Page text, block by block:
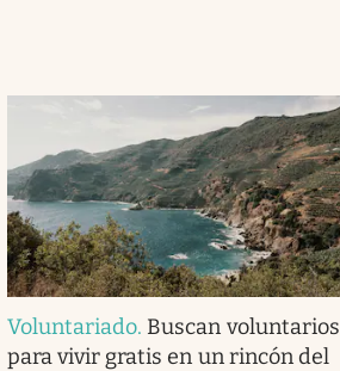
Voluntariado. Buscan voluntarios
para vivir gratis en un rincón del